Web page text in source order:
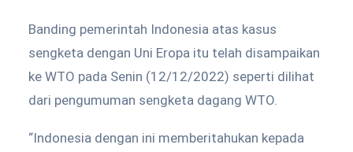
Banding pemerintah Indonesia atas kasus
sengketa dengan Uni Eropa itu telah disampaikan
ke WTO pada Senin (12/12/2022) seperti dilihat
dari pengumuman sengketa dagang WTO.
“Indonesia dengan ini memberitahukan kepada